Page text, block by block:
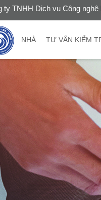
ty TNHH Dịch vụ Công
NHÀ TƯ VẤN KIỂM